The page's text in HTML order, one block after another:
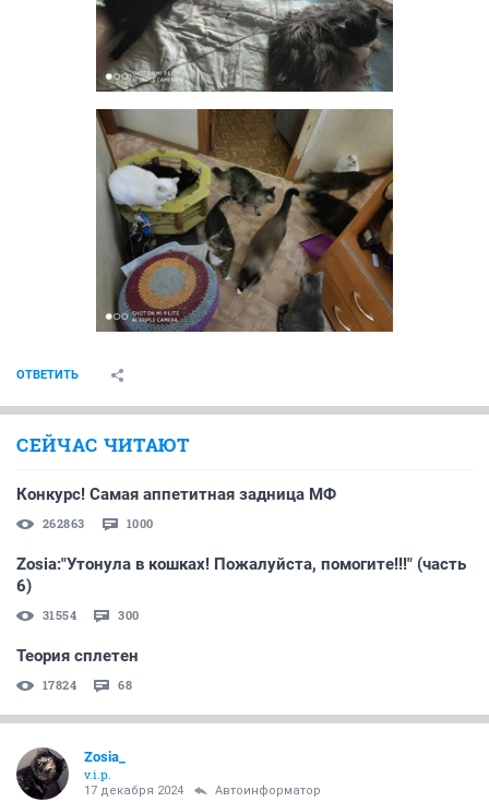
ОТВЕТИТЬ
СЕЙЧАС ЧИТАЮТ
Конкурс! Самая аппетитная задница МФ
262863 1000
Zosia:"Утонула в кошках! Пожалуйста, помогите!!!" (часть
6)
31554 300
Теория сплетен
17824 68
Zosia_
v.i.p.
17 декабря 2024 Автоинформатор